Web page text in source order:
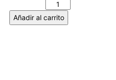
Añadir al carrito